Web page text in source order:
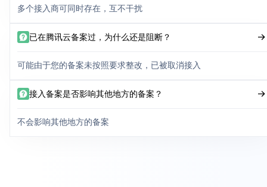
多个接入商可同时存在，互不干扰
已在腾讯云备案过，为什么还是阻断？
可能由于您的备案未按照要求整改，已被取消接入
接入备案是否影响其他地方的备案？
不会影响其他地方的备案